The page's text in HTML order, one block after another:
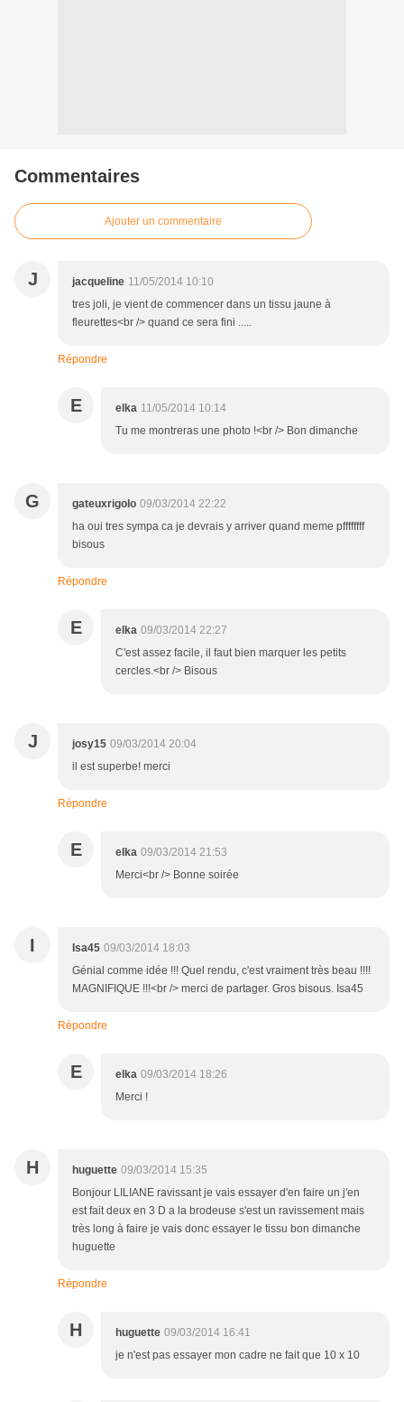
Commentaires
Ajouter un commentaire
J jacqueline 11/05/2014 10:10
tres joli, je vient de commencer dans un tissu jaune à
fleurettes<br /> quand ce sera fini .....
Répondre
E elka 11/05/2014 10:14
Tu me montreras une photo !<br /> Bon dimanche
G gateuxrigolo 09/03/2014 22:22
ha oui tres sympa ca je devrais y arriver quand meme pffffffff
bisous
Répondre
E elka 09/03/2014 22:27
C'est assez facile, il faut bien marquer les petits
cercles.<br /> Bisous
J josy15 09/03/2014 20:04
il est superbe! merci
Répondre
E elka 09/03/2014 21:53
Merci<br /> Bonne soirée
I Isa45 09/03/2014 18:03
Génial comme idée !!! Quel rendu, c'est vraiment très beau !!!!
MAGNIFIQUE !!!<br /> merci de partager. Gros bisous. Isa45
Répondre
E elka 09/03/2014 18:26
Merci !
H huguette 09/03/2014 15:35
Bonjour LILIANE ravissant je vais essayer d'en faire un j'en
est fait deux en 3 D a la brodeuse s'est un ravissement mais
très long à faire je vais donc essayer le tissu bon dimanche
huguette
Répondre
H huguette 09/03/2014 16:41
je n'est pas essayer mon cadre ne fait que 10 x 10